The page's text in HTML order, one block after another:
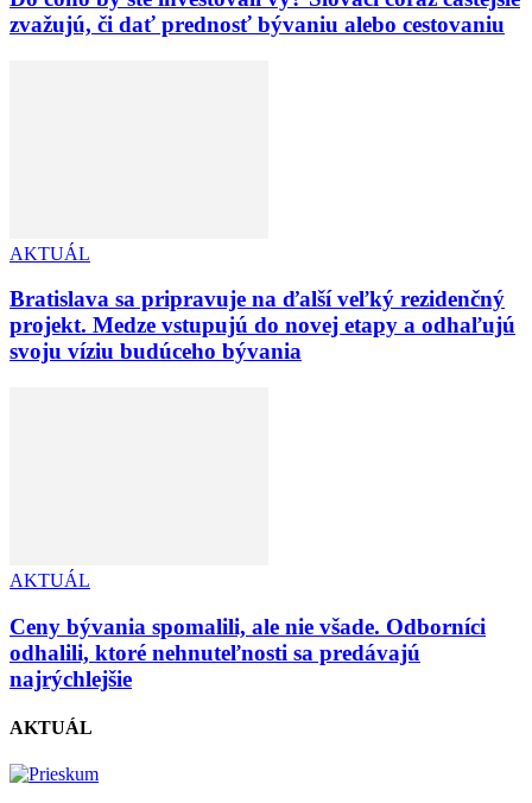
zvažujú, či dať prednosť bývaniu alebo cestovaniu
AKTUÁL
Bratislava sa pripravuje na ďalší veľký rezidenčný
projekt. Medze vstupujú do novej etapy a odhaľujú
svoju víziu budúceho bývania
AKTUÁL
Ceny bývania spomalili, ale nie všade. Odborníci
odhalili, ktoré nehnuteľnosti sa predávajú
najrýchlejšie
AKTUÁL